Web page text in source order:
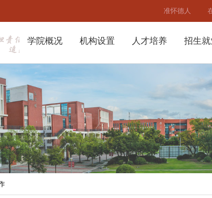
准怀德人
学院概况 机构设置 人才培养 招生就